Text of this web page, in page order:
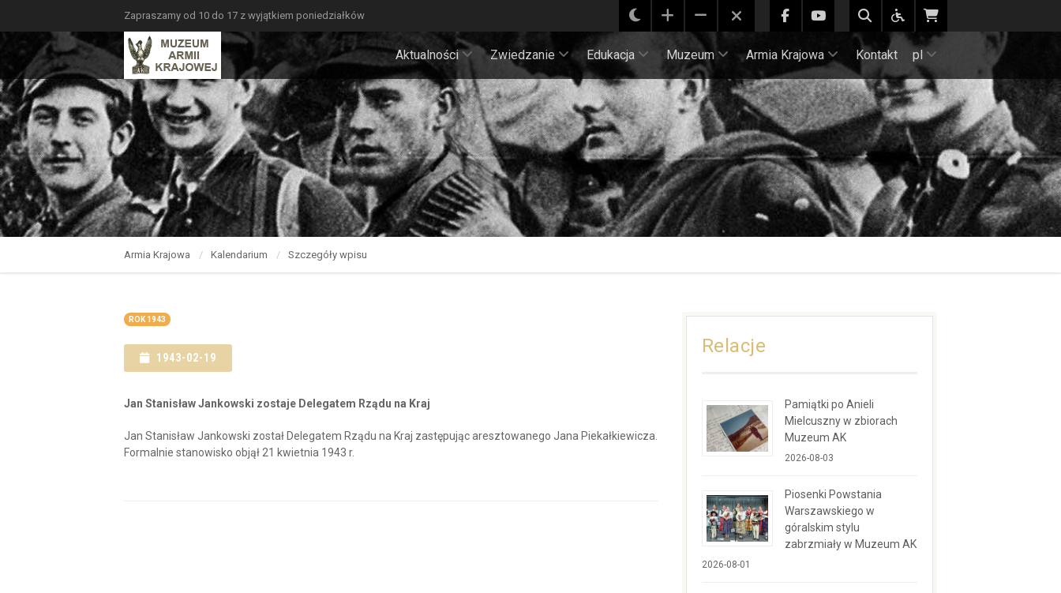
Zapraszamy od 10 do 17 z wyjątkiem poniedziałków
Aktualności Zwiedzanie Edukacja Muzeum Armia Krajowa Kontakt pl
Armia Krajowa Kalendarium Szczegóły wpisu
ROK 1943
1943-02-19
Jan Stanisław Jankowski zostaje Delegatem Rządu na Kraj
Jan Stanisław Jankowski został Delegatem Rządu na Kraj zastępując aresztowanego Jana Piekałkiewicza.
Formalnie stanowisko objął 21 kwietnia 1943 r.
Relacje
Pamiątki po Anieli
Mielcuszny w zbiorach
Muzeum AK
2026-08-03
Piosenki Powstania
Warszawskiego w
góralskim stylu
zabrzmiały w Muzeum AK
2026-08-01